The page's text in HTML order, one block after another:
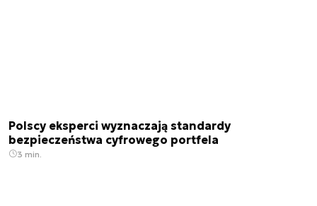
Polscy eksperci wyznaczają standardy
bezpieczeństwa cyfrowego portfela
3 min.